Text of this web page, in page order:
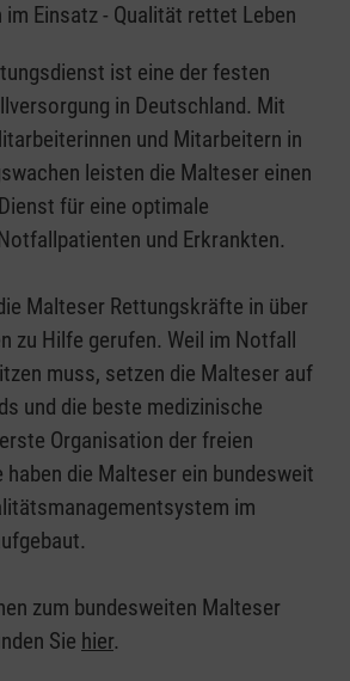
im Einsatz - Qualität rettet Leben
ist eine der festen
in Deutschland. Mit
und Mitarbeitern in
leisten die Malteser einen
für eine optimale
und Erkrankten.
Malteser Rettungskräfte in über
zu Hilfe gerufen. Weil im Notfall
muss, setzen die Malteser auf
und die beste medizinische
Organisation der freien
die Malteser ein bundesweit
im
zum bundesweiten Malteser
Sie hier.